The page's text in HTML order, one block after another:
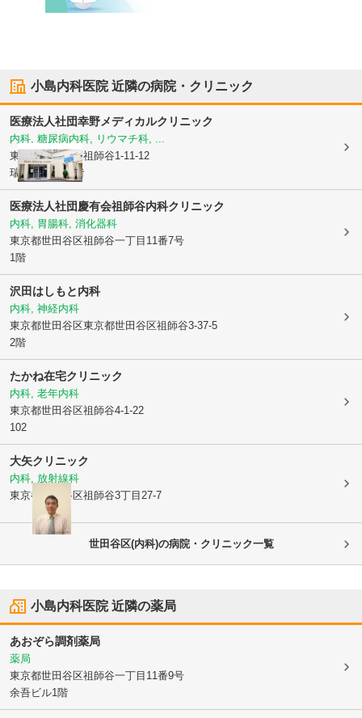
小島内科医院近隣の病院・クリニック
医療法人社団幸野メディカルクリニック
内科, 糖尿病内科, リウマチ科, ...
東京都世田谷区祖師谷1-11-12
瑞穂ビル2階3階
医療法人社団慶有会祖師谷内科クリニック
内科, 胃腸科, 消化器科
東京都世田谷区祖師谷一丁目11番7号
1階
沢田はしもと内科
内科, 神経内科
東京都世田谷区東京都世田谷区祖師谷3-37-5
2階
たかね在宅クリニック
内科, 老年内科
東京都世田谷区祖師谷4-1-22
102
大矢クリニック
内科, 放射線科
東京都世田谷区祖師谷3丁目27-7
世田谷区(内科)の病院・クリニック一覧
小島内科医院近隣の薬局
あおぞら調剤薬局
薬局
東京都世田谷区祖師谷一丁目11番9号
余吾ビル1階